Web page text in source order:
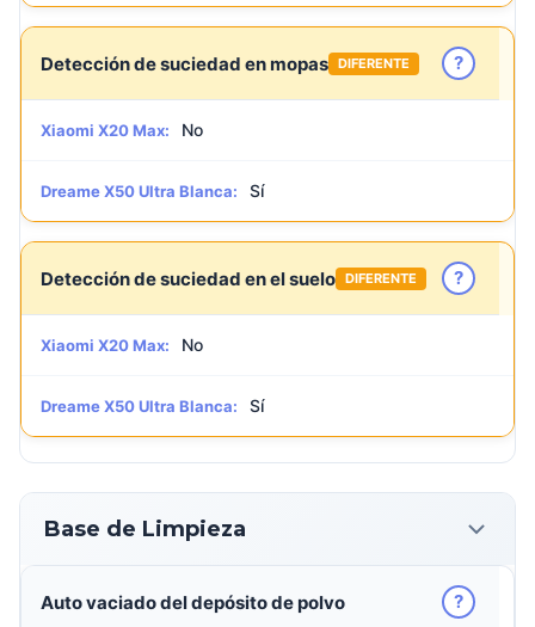
Detección de suciedad en mopas DIFERENTE ?
Xiaomi X20 Max: No
Dreame X50 Ultra Blanca: Sí
Detección de suciedad en el suelo DIFERENTE ?
Xiaomi X20 Max: No
Dreame X50 Ultra Blanca: Sí
Base de Limpieza
Auto vaciado del depósito de polvo ?